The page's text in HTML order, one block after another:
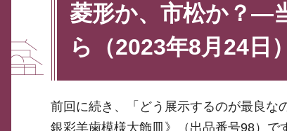
菱形か、市松か？―
ら（2023年8月24日）
前回に続き、「どう展示するのが最良な
銀彩羊歯模様大飾皿》（出品番号98）